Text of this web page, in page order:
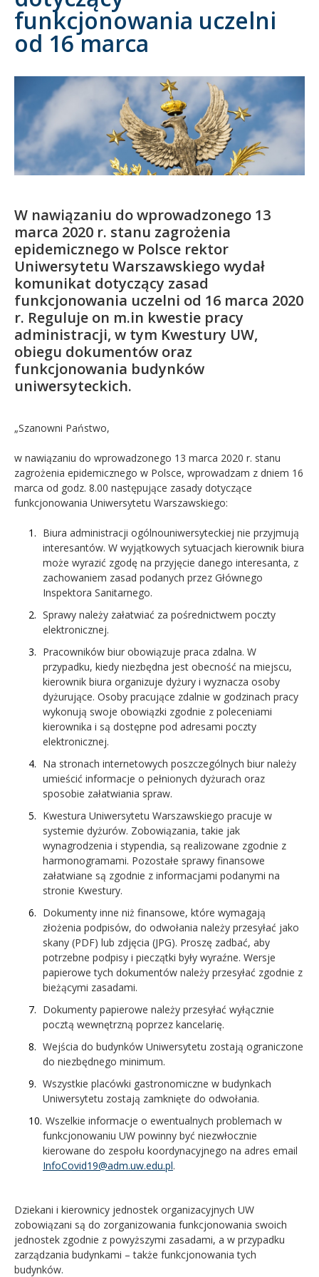
Kandydat
funkcjonowania uczelni
od 16 marca
W nawiązaniu do wprowadzonego 13
marca 2020 r. stanu zagrożenia
epidemicznego w Polsce rektor
Uniwersytetu Warszawskiego wydał
komunikat dotyczący zasad
funkcjonowania uczelni od 16 marca 2020
r. Reguluje on m.in kwestie pracy
administracji, w tym Kwestury UW,
obiegu dokumentów oraz
funkcjonowania budynków
uniwersyteckich.
„Szanowni Państwo,
w nawiązaniu do wprowadzonego 13 marca 2020 r. stanu
zagrożenia epidemicznego w Polsce, wprowadzam z dniem 16
marca od godz. 8.00 następujące zasady dotyczące
funkcjonowania Uniwersytetu Warszawskiego:
Biura administracji ogólnouniwersyteckiej nie przyjmują
interesantów. W wyjątkowych sytuacjach kierownik biura
może wyrazić zgodę na przyjęcie danego interesanta, z
zachowaniem zasad podanych przez Głównego
Inspektora Sanitarnego.
Sprawy należy załatwiać za pośrednictwem poczty
elektronicznej.
Pracowników biur obowiązuje praca zdalna. W
przypadku, kiedy niezbędna jest obecność na miejscu,
kierownik biura organizuje dyżury i wyznacza osoby
dyżurujące. Osoby pracujące zdalnie w godzinach pracy
wykonują swoje obowiązki zgodnie z poleceniami
kierownika i są dostępne pod adresami poczty
elektronicznej.
Na stronach internetowych poszczególnych biur należy
umieścić informacje o pełnionych dyżurach oraz
sposobie załatwiania spraw.
Kwestura Uniwersytetu Warszawskiego pracuje w
systemie dyżurów. Zobowiązania, takie jak
wynagrodzenia i stypendia, są realizowane zgodnie z
harmonogramami. Pozostałe sprawy finansowe
załatwiane są zgodnie z informacjami podanymi na
stronie Kwestury.
Dokumenty inne niż finansowe, które wymagają
złożenia podpisów, do odwołania należy przesyłać jako
skany (PDF) lub zdjęcia (JPG). Proszę zadbać, aby
potrzebne podpisy i pieczątki były wyraźne. Wersje
papierowe tych dokumentów należy przesyłać zgodnie z
bieżącymi zasadami.
Dokumenty papierowe należy przesyłać wyłącznie
pocztą wewnętrzną poprzez kancelarię.
Wejścia do budynków Uniwersytetu zostają ograniczone
do niezbędnego minimum.
Wszystkie placówki gastronomiczne w budynkach
Uniwersytetu zostają zamknięte do odwołania.
Wszelkie informacje o ewentualnych problemach w
funkcjonowaniu UW powinny być niezwłocznie
kierowane do zespołu koordynacyjnego na adres email
InfoCovid19@adm.uw.edu.pl.
Dziekani i kierownicy jednostek organizacyjnych UW
zobowiązani są do zorganizowania funkcjonowania swoich
jednostek zgodnie z powyższymi zasadami, a w przypadku
zarządzania budynkami – także funkcjonowania tych
budynków.